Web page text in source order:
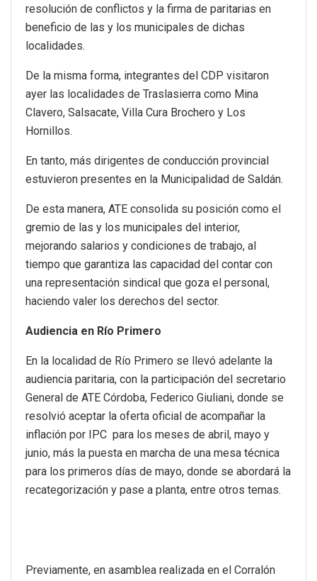
resolución de conflictos y la firma de paritarias en
beneficio de las y los municipales de dichas
localidades.
De la misma forma, integrantes del CDP visitaron
ayer las localidades de Traslasierra como Mina
Clavero, Salsacate, Villa Cura Brochero y Los
Hornillos.
En tanto, más dirigentes de conducción provincial
estuvieron presentes en la Municipalidad de Saldán.
De esta manera, ATE consolida su posición como el
gremio de las y los municipales del interior,
mejorando salarios y condiciones de trabajo, al
tiempo que garantiza las capacidad del contar con
una representación sindical que goza el personal,
haciendo valer los derechos del sector.
Audiencia en Río Primero
En la localidad de Río Primero se llevó adelante la
audiencia paritaria, con la participación del secretario
General de ATE Córdoba, Federico Giuliani, donde se
resolvió aceptar la oferta oficial de acompañar la
inflación por IPC para los meses de abril, mayo y
junio, más la puesta en marcha de una mesa técnica
para los primeros días de mayo, donde se abordará la
recategorización y pase a planta, entre otros temas.
Previamente, en asamblea realizada en el Corralón